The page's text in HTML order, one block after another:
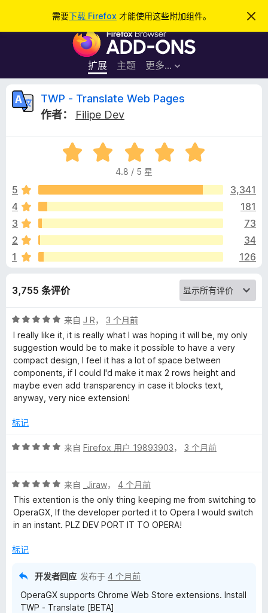
需要下载 Firefox 才能使用这些附加组件。
忽
此
F
r
e
f
览
器
附
加
件
扩展 主题 更多…
登录
T
-
T
r
n
s
l
a
e
W
e
b
P
a
TWP - Translate Web Pages
作者：
Filipe Dev
评
分
.
/
4.8 / 5 星
5
3,341
4
181
3
73
2
34
1
126
3,755 条评价
评
分
5
/
5
来自 J R， 3 个月前
I really like it, it is really what I was hoping it will be, my only
suggestion would be to make it possible to have a very
compact design, I feel it has a lot of space between
components, if I could I'd make it max 2 rows height and
maybe even add transparency in case it blocks text,
anyway, very nice extension!
标记
评
/
5
来自 Firefox 用户 19893903， 3 个月前
评
分
5
/
来自 _Jiraw， 4 个月前
This extention is the only thing keeping me from switching to
OperaGX, If the developer ported it to Opera I would switch
in an instant. PLZ DEV PORT IT TO OPERA!
标记
开发者回应 发布于 4 个月前
OperaGX supports Chrome Web Store extensions. Install
TWP - Translate [BETA]